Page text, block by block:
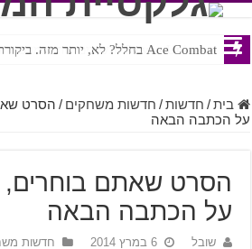
Ace Combat בחלל? לא, יותר מזה. ביקורת המשחק Chorus
Steven Universe והשירים שתורגמו בצורה נוראית לעברית
בית / חדשות / חדשות משחקים / הסרט
על הכתבה הבאה
הסרט שאתם בוחרים,
על הכתבה הבאה
שובל 6 במרץ 2014
חדשות